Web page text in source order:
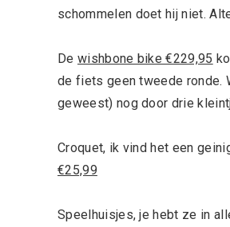
schommelen doet hij niet.
De wishbone bike €229,95
de fiets geen tweede ronde.
geweest) nog door drie
Croquet, ik vind het een
€25,99
Speelhuisjes, je hebt ze in